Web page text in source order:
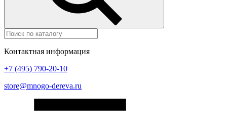
Контактная информация
+7 (495) 790-20-10
store@mnogo-dereva.ru